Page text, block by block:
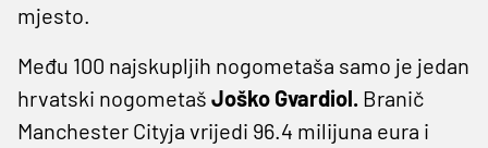
mjesto.
Među 100 najskupljih nogometaša samo je jedan
hrvatski nogometaš Joško Gvardiol. Branič
Manchester Cityja vrijedi 96.4 milijuna eura i